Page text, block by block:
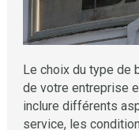
Le choix du type de
de votre entreprise
inclure différents
service, les